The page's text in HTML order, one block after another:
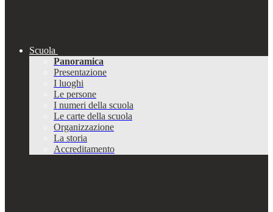
Scuola
Panoramica
Presentazione
I luoghi
Le persone
I numeri della scuola
Le carte della scuola
Organizzazione
La storia
Accreditamento